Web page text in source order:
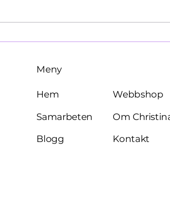
Meny
Hem
Samarbeten
Blogg
Webbshop
Om
Kontakt